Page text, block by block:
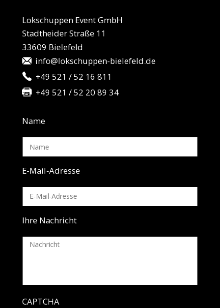
Lokschuppen Event GmbH
Stadtheider Straße 11
33609 Bielefeld
info@lokschuppen-bielefeld.de
+49 521 / 52 16 811
+49 521 / 52 20 89 34
Name
E-Mail-Adresse
Ihre Nachricht
CAPTCHA